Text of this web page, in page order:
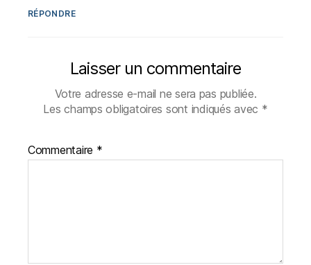
RÉPONDRE
Laisser un commentaire
Votre adresse e-mail ne sera pas publiée.
Les champs obligatoires sont indiqués avec *
Commentaire *